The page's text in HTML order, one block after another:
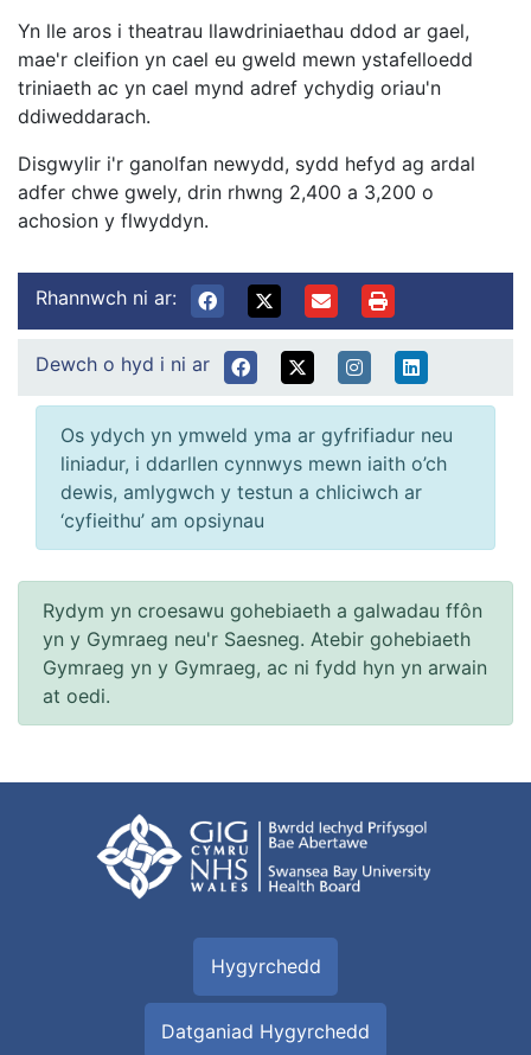
Yn lle aros i theatrau llawdriniaethau ddod ar gael,
mae'r cleifion yn cael eu gweld mewn ystafelloedd
triniaeth ac yn cael mynd adref ychydig oriau'n
ddiweddarach.
Disgwylir i'r ganolfan newydd, sydd hefyd ag ardal
adfer chwe gwely, drin rhwng 2,400 a 3,200 o
achosion y flwyddyn.
Rhannwch ni ar:
Dewch o hyd i ni ar
Os ydych yn ymweld yma ar gyfrifiadur neu
liniadur, i ddarllen cynnwys mewn iaith o’ch
dewis, amlygwch y testun a chliciwch ar
‘cyfieithu’ am opsiynau
Rydym yn croesawu gohebiaeth a galwadau ffôn
yn y Gymraeg neu'r Saesneg. Atebir gohebiaeth
Gymraeg yn y Gymraeg, ac ni fydd hyn yn arwain
at oedi.
Hygyrchedd
Datganiad Hygyrchedd